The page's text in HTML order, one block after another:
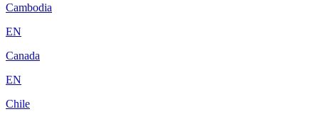
Cambodia
EN
Canada
EN
Chile